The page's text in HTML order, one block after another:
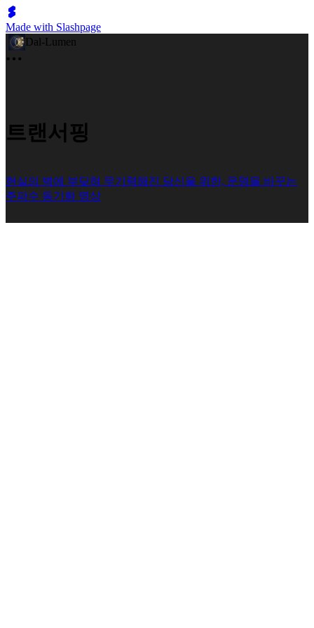
Made with Slashpage
Dal-Lumen
트랜서핑
현실의 벽에 부딪혀 무기력해진 당신을 위한, 운명을 바꾸는
주파수 동기화 명상